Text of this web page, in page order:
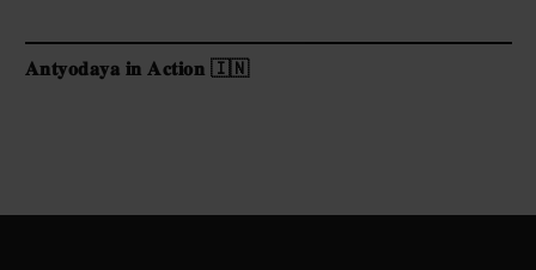
𝐀𝐧𝐭𝐲𝐨𝐝𝐚𝐲𝐚 𝐢𝐧 𝐀𝐜𝐭𝐢𝐨𝐧 🇮🇳